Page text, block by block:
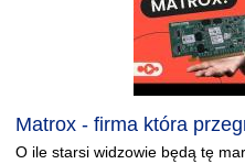
Matrox - firma która
O ile starsi widzowie będą tę